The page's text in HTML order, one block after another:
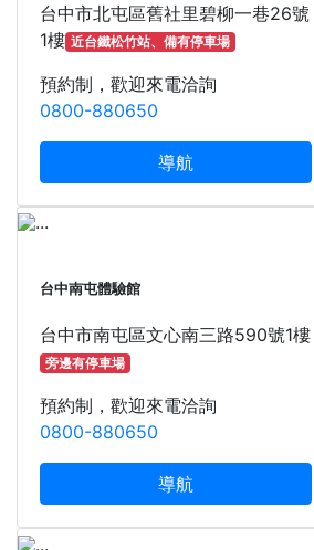
台中市北屯區舊社里碧柳一巷26號
1樓 近台鐵松竹站、備有停車場
預約制，歡迎來電洽詢
0800-880650
導航
台中南屯體驗館
台中市南屯區文心南三路590號1樓
旁邊有停車場
預約制，歡迎來電洽詢
0800-880650
導航